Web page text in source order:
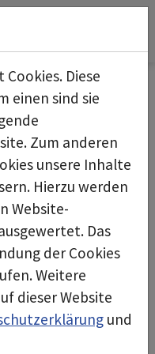
Diese
einen sind sie
Zum anderen
unsere Inhalte
Hierzu werden
Website-
Das
der Cookies
Weitere
dieser Website
und